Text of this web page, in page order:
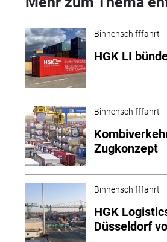
Binnenschifffahrt
HGK LI
Binnenschifffahrt
Zugkonzept
Binnenschifffahrt
HGK
Düsseldorf